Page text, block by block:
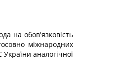
на обов'язковість
міжнародних
аналогічної